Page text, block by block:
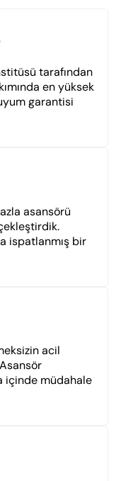
tarafından
en yüksek
garantisi
asansörü
ispatlanmış bir
acil
içinde müdahale